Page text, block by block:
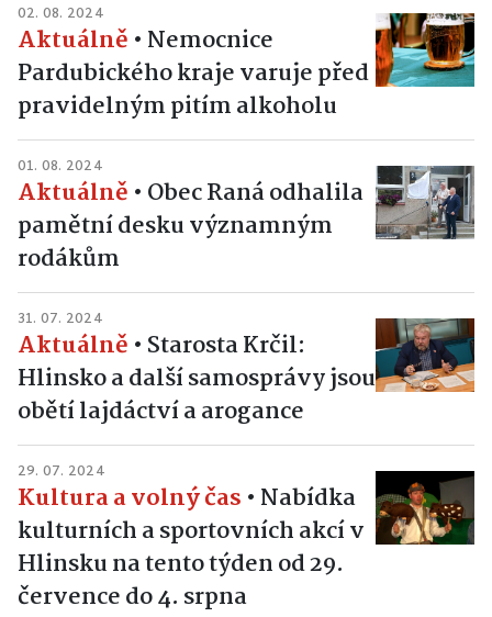
02. 08. 2024
Aktuálně • Nemocnice
Pardubického kraje varuje před
pravidelným pitím alkoholu
01. 08. 2024
Aktuálně • Obec Raná odhalila
pamětní desku významným
rodákům
31. 07. 2024
Aktuálně • Starosta Krčil:
Hlinsko a další samosprávy jsou
obětí lajdáctví a arogance
29. 07. 2024
Kultura a volný čas • Nabídka
kulturních a sportovních akcí v
Hlinsku na tento týden od 29.
července do 4. srpna